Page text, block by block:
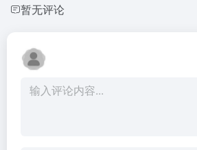
暂无评论